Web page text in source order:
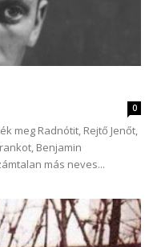
0
meg Radnótit, Rejtő Jenőt,
Benjamin
más neves...